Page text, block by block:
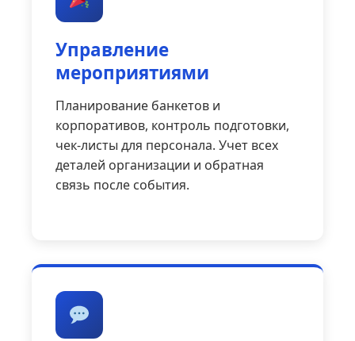
Управление
мероприятиями
Планирование банкетов и
корпоративов, контроль подготовки,
чек-листы для персонала. Учет всех
деталей организации и обратная
связь после события.